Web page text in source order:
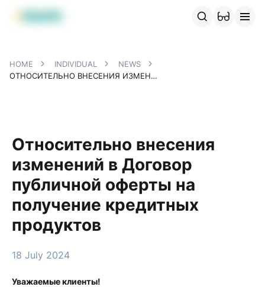
MBANK Products
HOME INDIVIDUAL
NEWS
ОТНОСИТЕЛЬНО ВНЕСЕНИЯ ИЗМЕНЕНИЙ В ДОГОВОР ПУБЛИЧНОЙ ОФЕРТЫ НА ПОЛУЧЕНИЕ КРЕДИТНЫХ ПРОДУКТОВ
Относительно внесения
изменений в Договор
публичной оферты на
получение кредитных
продуктов
18 July 2024
Уважаемые клиенты!